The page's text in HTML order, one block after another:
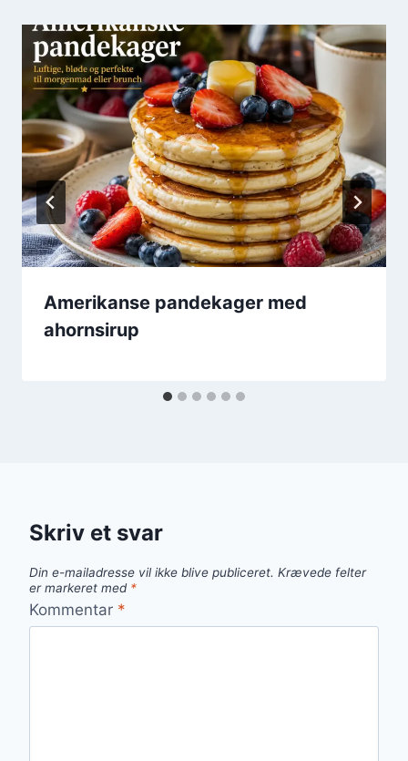
Amerikanse pandekager med
ahornsirup
Skriv et svar
Din e-mailadresse vil ikke blive publiceret. Krævede felter
er markeret med *
Kommentar *